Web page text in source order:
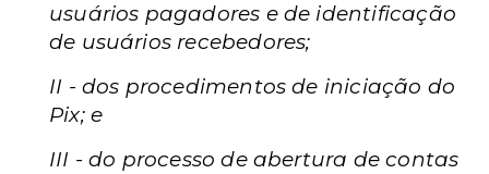
usuários pagadores e de identificação
de usuários recebedores;
II - dos procedimentos de iniciação do
Pix; e
III - do processo de abertura de contas